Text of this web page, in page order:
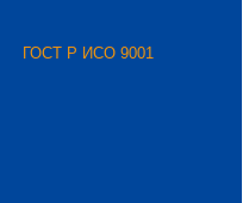
ГОСТ Р ИСО 9001